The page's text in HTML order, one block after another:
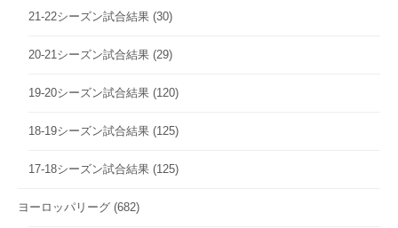
21-22シーズン試合結果 (30)
20-21シーズン試合結果 (29)
19-20シーズン試合結果 (120)
18-19シーズン試合結果 (125)
17-18シーズン試合結果 (125)
ヨーロッパリーグ (682)